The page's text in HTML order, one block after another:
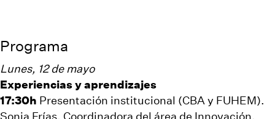
Programa
Lunes, 12 de mayo
Experiencias y aprendizajes
17:30h Presentación institucional (CBA y FUHEM).
Sonia Frías, Coordinadora del área de Innovación,